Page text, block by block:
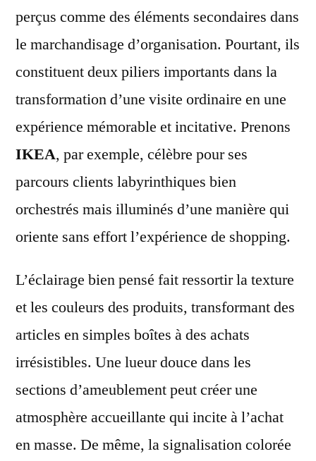
perçus comme des éléments secondaires dans
le marchandisage d’organisation. Pourtant, ils
constituent deux piliers importants dans la
transformation d’une visite ordinaire en une
expérience mémorable et incitative. Prenons
IKEA, par exemple, célèbre pour ses
parcours clients labyrinthiques bien
orchestrés mais illuminés d’une manière qui
oriente sans effort l’expérience de shopping.
L’éclairage bien pensé fait ressortir la texture
et les couleurs des produits, transformant des
articles en simples boîtes à des achats
irrésistibles. Une lueur douce dans les
sections d’ameublement peut créer une
atmosphère accueillante qui incite à l’achat
en masse. De même, la signalisation colorée